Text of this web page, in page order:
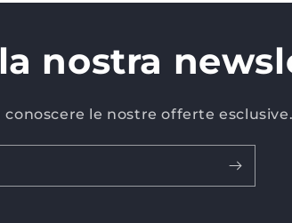
nostra
le nostre offerte esclusive.